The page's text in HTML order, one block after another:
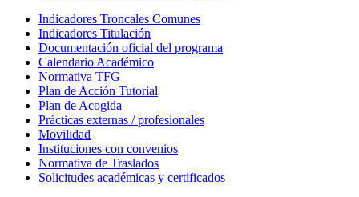
Indicadores Troncales Comunes
Indicadores Titulación
Documentación oficial del programa
Calendario Académico
Normativa TFG
Plan de Acción Tutorial
Plan de Acogida
Prácticas externas / profesionales
Movilidad
Instituciones con convenios
Normativa de Traslados
Solicitudes académicas y certificados